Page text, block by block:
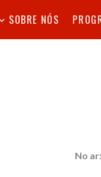
SOBRE NÓS
No ar: